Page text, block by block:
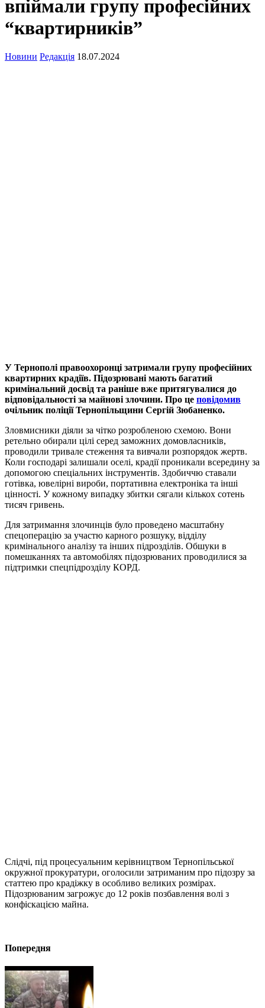
впіймали групу професійних
“квартирників”
Новини Редакція 18.07.2024
У Тернополі правоохоронці затримали групу професійних
квартирних крадіїв. Підозрювані мають багатий
кримінальний досвід та раніше вже притягувалися до
відповідальності за майнові злочини. Про це повідомив
очільник поліції Тернопільщини Сергій Зюбаненко.
Зловмисники діяли за чітко розробленою схемою. Вони
ретельно обирали цілі серед заможних домовласників,
проводили тривале стеження та вивчали розпорядок жертв.
Коли господарі залишали оселі, крадії проникали всередину за
допомогою спеціальних інструментів. Здобиччю ставали
готівка, ювелірні вироби, портативна електроніка та інші
цінності. У кожному випадку збитки сягали кількох сотень
тисяч гривень.
Для затримання злочинців було проведено масштабну
спецоперацію за участю карного розшуку, відділу
кримінального аналізу та інших підрозділів. Обшуки в
помешканнях та автомобілях підозрюваних проводилися за
підтримки спецпідрозділу КОРД.
Слідчі, під процесуальним керівництвом Тернопільської
окружної прокуратури, оголосили затриманим про підозру за
статтею про крадіжку в особливо великих розмірах.
Підозрюваним загрожує до 12 років позбавлення волі з
конфіскацією майна.
Попередня